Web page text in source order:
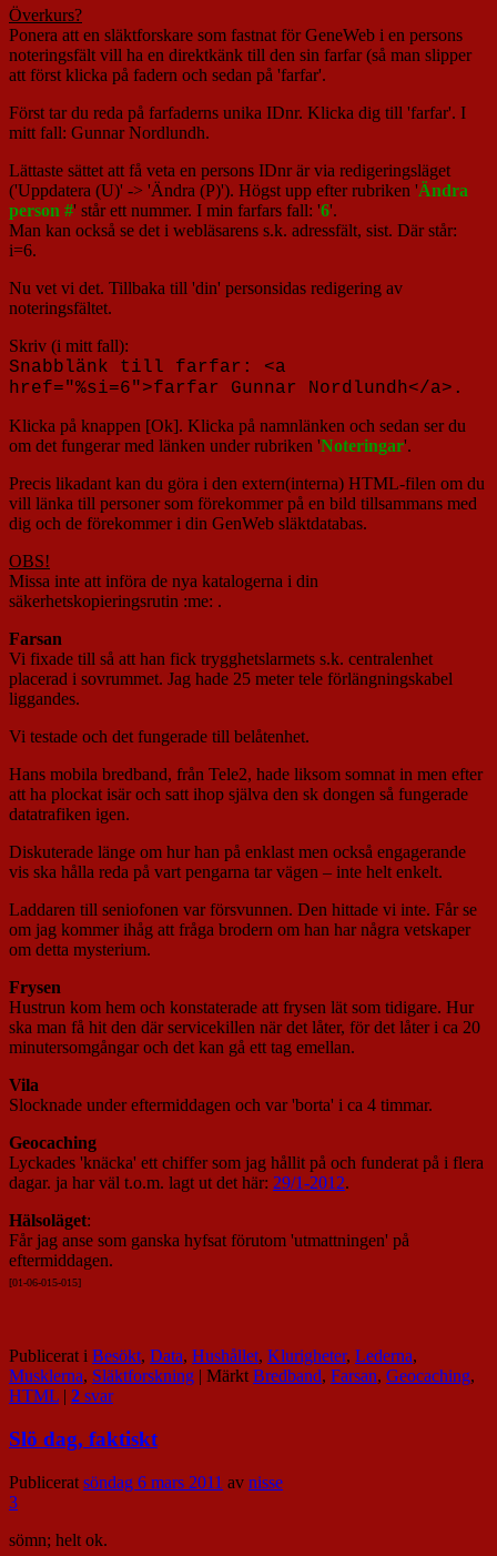
Överkurs?
Ponera att en släktforskare som fastnat för GeneWeb i en persons
noteringsfält vill ha en direktkänk till den sin farfar (så man slipper
att först klicka på fadern och sedan på 'farfar'.
Först tar du reda på farfaderns unika IDnr. Klicka dig till 'farfar'. I
mitt fall: Gunnar Nordlundh.
Lättaste sättet att få veta en persons IDnr är via redigeringsläget
('Uppdatera (U)' -> 'Ändra (P)'). Högst upp efter rubriken 'Ändra
person #' står ett nummer. I min farfars fall: '6'.
Man kan också se det i webläsarens s.k. adressfält, sist. Där står:
i=6.
Nu vet vi det. Tillbaka till 'din' personsidas redigering av
noteringsfältet.
Skriv (i mitt fall):
Snabblänk till farfar: <a
href="%si=6">farfar Gunnar Nordlundh</a>.
Klicka på knappen [Ok]. Klicka på namnlänken och sedan ser du
om det fungerar med länken under rubriken 'Noteringar'.
Precis likadant kan du göra i den extern(interna) HTML-filen om du
vill länka till personer som förekommer på en bild tillsammans med
dig och de förekommer i din GenWeb släktdatabas.
OBS!
Missa inte att införa de nya katalogerna i din
säkerhetskopieringsrutin :me: .
Farsan
Vi fixade till så att han fick trygghetslarmets s.k. centralenhet
placerad i sovrummet. Jag hade 25 meter tele förlängningskabel
liggandes.
Vi testade och det fungerade till belåtenhet.
Hans mobila bredband, från Tele2, hade liksom somnat in men efter
att ha plockat isär och satt ihop själva den sk dongen så fungerade
datatrafiken igen.
Diskuterade länge om hur han på enklast men också engagerande
vis ska hålla reda på vart pengarna tar vägen – inte helt enkelt.
Laddaren till seniofonen var försvunnen. Den hittade vi inte. Får se
om jag kommer ihåg att fråga brodern om han har några vetskaper
om detta mysterium.
Frysen
Hustrun kom hem och konstaterade att frysen lät som tidigare. Hur
ska man få hit den där servicekillen när det låter, för det låter i ca 20
minutersomgångar och det kan gå ett tag emellan.
Vila
Slocknade under eftermiddagen och var 'borta' i ca 4 timmar.
Geocaching
Lyckades 'knäcka' ett chiffer som jag hållit på och funderat på i flera
dagar. ja har väl t.o.m. lagt ut det här: 29/1-2012.
Hälsoläget:
Får jag anse som ganska hyfsat förutom 'utmattningen' på
eftermiddagen.
[01-06-015-015]
Publicerat i Besökt, Data, Hushållet, Klurigheter, Lederna,
Musklerna, Släktforskning | Märkt Bredband, Farsan, Geocaching,
HTML | 2 svar
Slö dag, faktiskt
Publicerat söndag 6 mars 2011 av nisse
3
sömn; helt ok.